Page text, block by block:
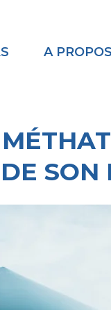
A PROPOS